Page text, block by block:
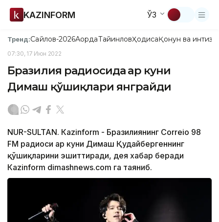
KAZINFORM ЎЗ
Тренд:Сайлов-2026АқордаТайинловҲодисаҚонун ва
07:30, 17 Июн 2022
Бразилия радиосида ҳар куни
Димаш қўшиқлари янграйди
NUR-SULTAN. Кazinform - Бразилиянинг Cоrrеiо 98
FМ радиоси ҳар куни Димаш Қудайбергеннинг
қўшиқларини эшиттиради, дея хабар беради
Кazinform dimashnews.cоm га таяниб.